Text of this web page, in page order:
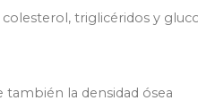
triglicéridos y
también la densidad ósea